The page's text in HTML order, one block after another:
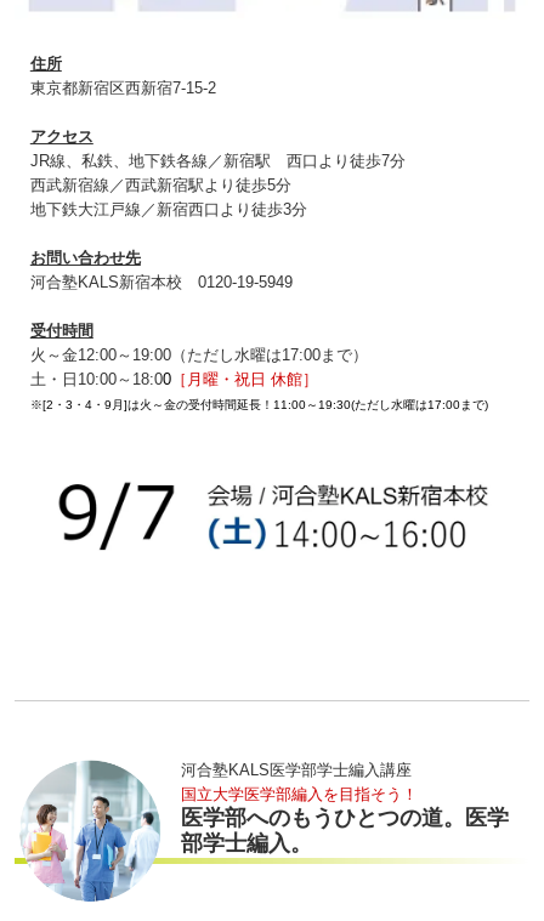
住所
東京都新宿区西新宿7-15-2
アクセス
JR線、私鉄、地下鉄各線／新宿駅 西口より徒歩7分
西武新宿線／西武新宿駅より徒歩5分
地下鉄大江戸線／新宿西口より徒歩3分
お問い合わせ先
河合塾KALS新宿本校 0120‐19‐5949
受付時間
火～金12:00～19:00（ただし水曜は17:00まで）
土・日10:00～18:00［月曜・祝日 休館］
※[2・3・4・9月]は火～金の受付時間延長！11:00～19:30(ただし水曜は17:00まで)
河合塾KALS医学部学士編入講座
国立大学医学部編入を目指そう！
医学部へのもうひとつの道。医学
部学士編入。